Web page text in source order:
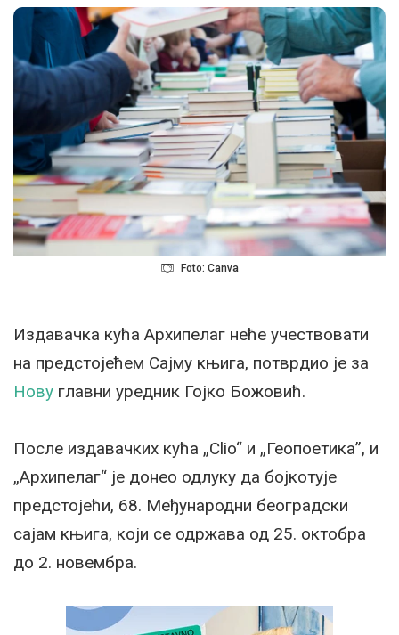
Foto: Canva
Издавачка кућа Архипелаг неће учествовати
на предстојећем Сајму књига, потврдио је за
Нову главни уредник Гојко Божовић.
После издавачких кућа „Clio“ и „Геопоетика”, и
„Архипелаг“ је донео одлуку да бојкотује
предстојећи, 68. Међународни београдски
сајам књига, који се одржава од 25. октобра
до 2. новембра.